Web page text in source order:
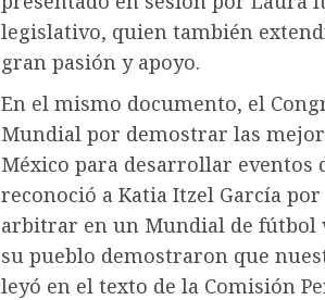
legislativo, quien también
gran pasión y apoyo.
En el mismo documento, el
Mundial por demostrar las
México para desarrollar eventos
reconoció a Katia Itzel García
arbitrar en un Mundial de fútbol
su pueblo demostraron que
leyó en el texto de la Comisión